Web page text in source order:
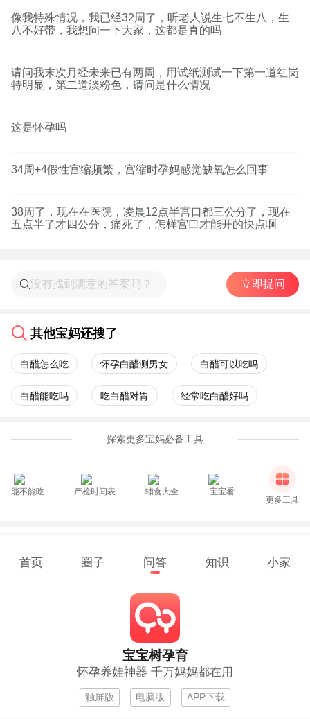
像我特殊情况，我已经32周了，听老人说生七不生八，生
八不好带，我想问一下大家，这都是真的吗
请问我末次月经未来已有两周，用试纸测试一下第一道红岗
特明显，第二道淡粉色，请问是什么情况
这是怀孕吗
34周+4假性宫缩频繁，宫缩时孕妈感觉缺氧怎么回事
38周了，现在在医院，凌晨12点半宫口都三公分了，现在
五点半了才四公分，痛死了，怎样宫口才能开的快点啊
立即提问
其他宝妈还搜了
白醋怎么吃 怀孕白醋测男女 白醋可以吃吗
白醋能吃吗 吃白醋对胃 经常吃白醋好吗
探索更多宝妈必备工具
能不能吃 产检时间表 辅食大全
宝宝看
更多工具
首页 圈子 问答 知识 小家
宝宝树孕育
怀孕养娃神器 千万妈妈都在用
触屏版 电脑版 APP下载